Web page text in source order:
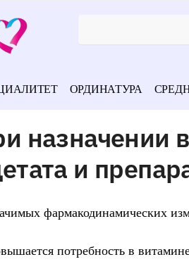
ОРДИНАТУРА
назначении
и
фармакодинамических
потребность в